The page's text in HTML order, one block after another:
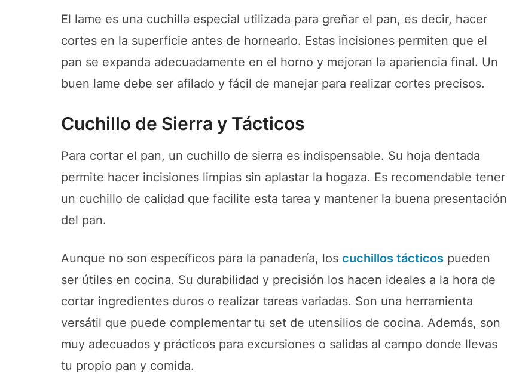
El lame es una cuchilla especial utilizada para greñar el pan, es decir, hacer
cortes en la superficie antes de hornearlo. Estas incisiones permiten que el
pan se expanda adecuadamente en el horno y mejoran la apariencia final. Un
buen lame debe ser afilado y fácil de manejar para realizar cortes precisos.
Cuchillo de Sierra y Tácticos
Para cortar el pan, un cuchillo de sierra es indispensable. Su hoja dentada
permite hacer incisiones limpias sin aplastar la hogaza. Es recomendable tener
un cuchillo de calidad que facilite esta tarea y mantener la buena presentación
del pan.
Aunque no son específicos para la panadería, los cuchillos tácticos pueden
ser útiles en cocina. Su durabilidad y precisión los hacen ideales a la hora de
cortar ingredientes duros o realizar tareas variadas. Son una herramienta
versátil que puede complementar tu set de utensilios de cocina. Además, son
muy adecuados y prácticos para excursiones o salidas al campo donde llevas
tu propio pan y comida.